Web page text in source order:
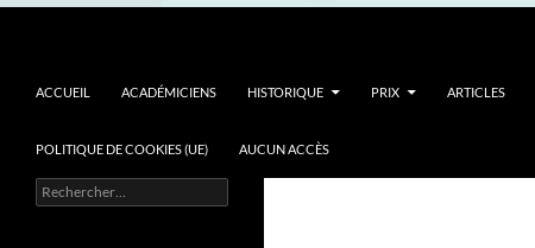
ACCUEIL
ACADÉMICIENS HISTORIQUE PRIX ARTICLES
POLITIQUE DE COOKIES (UE) AUCUN ACCÈS
La culture : un loisir
Rechercher :